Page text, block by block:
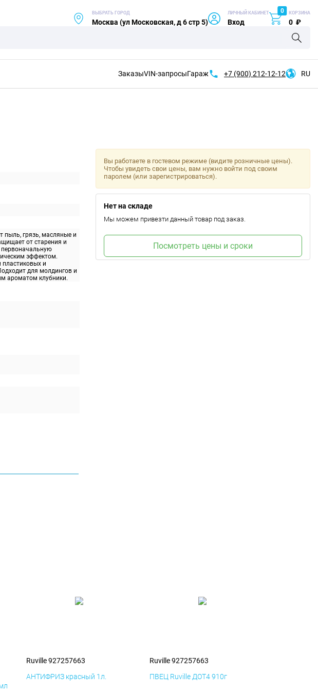
ВЫБРАТЬ ГОРОД
Москва (ул Московская, д 6 стр 5)
ЛИЧНЫЙ КАБИНЕТ
Вход
0 КОРЗИНА
0 ₽
ЗаказыVIN-запросыГараж +7 (900) 212-12-12 RU
пыль, грязь, масляные и
от старения и
первоначальную
эффектом.
пластиковых и
для молдингов и
ароматом клубники.
Вы работаете в гостевом режиме (видите розничные цены).
Чтобы увидеть свои цены, вам нужно войти под своим
паролем (или зарегистрироваться).
Нет на складе
Мы можем привезти данный товар под заказ.
Посмотреть цены и сроки
Ruville 927257663
АНТИФРИЗ красный 1л.
Ruville 927257663
ПВЕЦ Ruville ДОТ4 910г